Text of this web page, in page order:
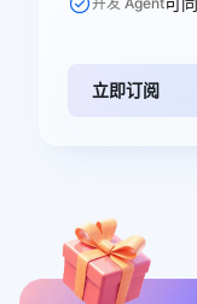
立即订阅